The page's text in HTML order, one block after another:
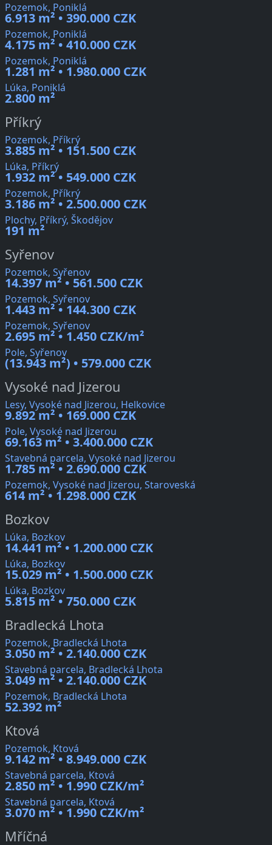
Pozemok, Poniklá
6.913 m² • 390.000 CZK
Pozemok, Poniklá
4.175 m² • 410.000 CZK
Pozemok, Poniklá
1.281 m² • 1.980.000 CZK
Lúka, Poniklá
2.800 m²
Příkrý
Pozemok, Příkrý
3.885 m² • 151.500 CZK
Lúka, Příkrý
1.932 m² • 549.000 CZK
Pozemok, Příkrý
3.186 m² • 2.500.000 CZK
Plochy, Příkrý, Škodějov
191 m²
Syřenov
Pozemok, Syřenov
14.397 m² • 561.500 CZK
Pozemok, Syřenov
1.443 m² • 144.300 CZK
Pozemok, Syřenov
2.695 m² • 1.450 CZK/m²
Pole, Syřenov
(13.943 m²) • 579.000 CZK
Vysoké nad Jizerou
Lesy, Vysoké nad Jizerou, Helkovice
9.892 m² • 169.000 CZK
Pole, Vysoké nad Jizerou
69.163 m² • 3.400.000 CZK
Stavebná parcela, Vysoké nad Jizerou
1.785 m² • 2.690.000 CZK
Pozemok, Vysoké nad Jizerou, Staroveská
614 m² • 1.298.000 CZK
Bozkov
Lúka, Bozkov
14.441 m² • 1.200.000 CZK
Lúka, Bozkov
15.029 m² • 1.500.000 CZK
Lúka, Bozkov
5.815 m² • 750.000 CZK
Bradlecká Lhota
Pozemok, Bradlecká Lhota
3.050 m² • 2.140.000 CZK
Stavebná parcela, Bradlecká Lhota
3.049 m² • 2.140.000 CZK
Pozemok, Bradlecká Lhota
52.392 m²
Ktová
Pozemok, Ktová
9.142 m² • 8.949.000 CZK
Stavebná parcela, Ktová
2.850 m² • 1.990 CZK/m²
Stavebná parcela, Ktová
3.070 m² • 1.990 CZK/m²
Mříčná